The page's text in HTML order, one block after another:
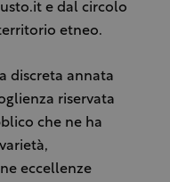
e dal circolo
etneo.
discreta annata
riservata
che ne ha
eccellenze